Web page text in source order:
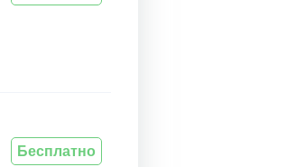
Бесплатно